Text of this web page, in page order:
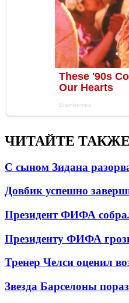
ЧИТАЙТЕ ТАКЖЕ
С сыном Зидана
Довбик успешно
Президент ФИФА
Президенту ФИФА
Тренер Челси оценил
Звезда Барселоны